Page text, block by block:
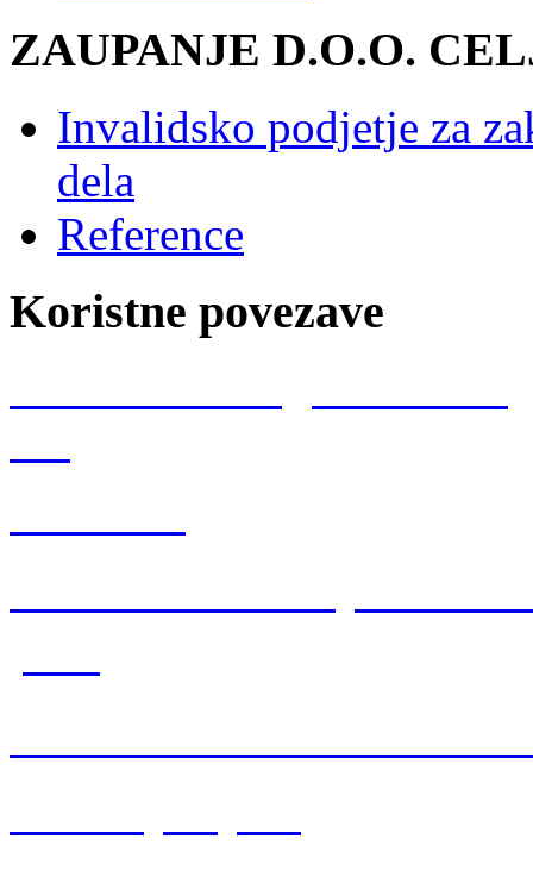
ZAUPANJE D.O.O.
Invalidsko podjetje za
dela
Reference
Koristne povezave